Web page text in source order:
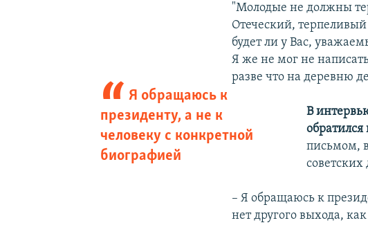
"Молодые не должны
Отеческий,
будет ли у Вас,
Я же не мог не
разве что на деревню
Я обращаюсь к
президенту, а не к
человеку с конкретной
биографией
В
письмом,
советских
– Я обращаюсь к
нет другого выхода,